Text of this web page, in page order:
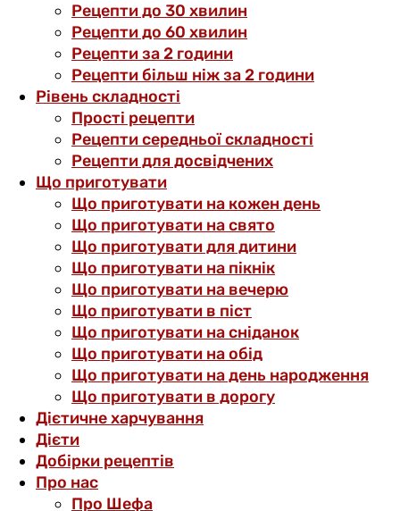
Рецепти до 30 хвилин
Рецепти до 60 хвилин
Рецепти за 2 години
Рецепти більш ніж за 2 години
Рівень складності
Прості рецепти
Рецепти середньої складності
Рецепти для досвідчених
Що приготувати
Що приготувати на кожен день
Що приготувати на свято
Що приготувати для дитини
Що приготувати на пікнік
Що приготувати на вечерю
Що приготувати в піст
Що приготувати на сніданок
Що приготувати на обід
Що приготувати на день народження
Що приготувати в дорогу
Дієтичне харчування
Дієти
Добірки рецептів
Про нас
Про Шефа